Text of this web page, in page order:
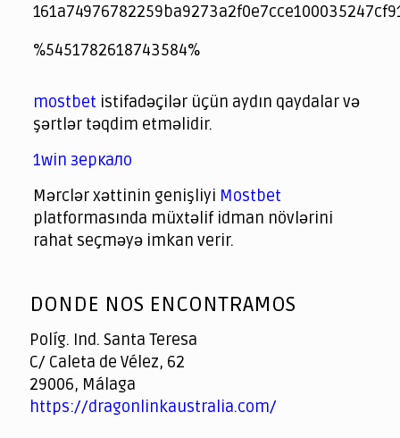
jeetcity
1xbet
jeet city casino
%5451782618743584%
spintiger
Avabet
Spinrise
Crown Green
Crowngreen casino login
슈가 러쉬1000 슬롯
crazy time casino online
1xcasinozambia.com
codingworldnews.com
parimatch.kr
winorio
winorio casino
winorio
mostbet istifadəçilər üçün aydın qaydalar və
şərtlər təqdim etməlidir.
1win зеркало
Mərclər xəttinin genişliyi Mostbet
platformasında müxtəlif idman növlərini
rahat seçməyə imkan verir.
of
DONDE NOS ENCONTRAMOS
Políg. Ind. Santa Teresa
C/ Caleta de Vélez, 62
29006, Málaga
https://dragonlinkaustralia.com/